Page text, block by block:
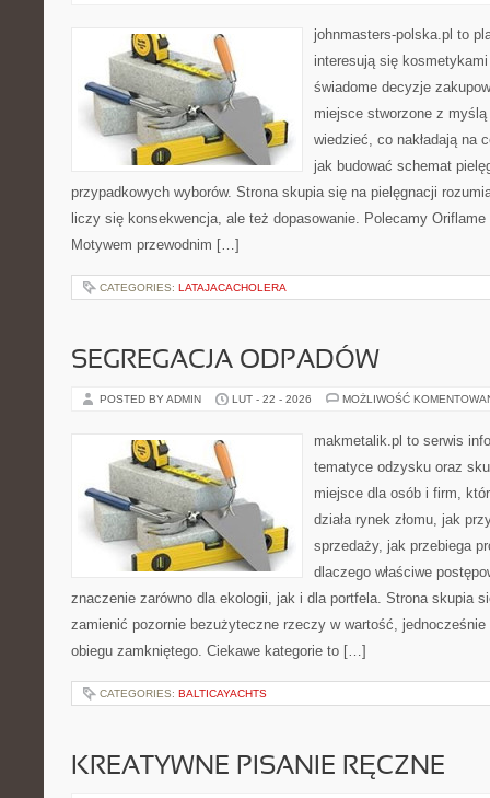
johnmasters-polska.pl to
interesują się
świadome decyzje
miejsce stworzone z
wiedzieć, co nakładają na
jak budować schemat
przypadkowych wyborów. Strona skupia się na pielęgnacji
liczy się konsekwencja, ale też dopasowanie. Polecamy
Motywem przewodnim […]
CATEGORIES: LATAJACACHOLERA
SEGREGACJA ODPADÓW
POSTED BY ADMIN LUT - 22 - 2026 MOŻLIWOŚĆ
makmetalik.pl to serwis
tematyce odzysku oraz
miejsce dla osób i firm,
działa rynek złomu, jak
sprzedaży, jak przebiega
dlaczego właściwe
znaczenie zarówno dla ekologii, jak i dla portfela. Strona skupia
zamienić pozornie bezużyteczne rzeczy w wartość, jednocześnie
obiegu zamkniętego. Ciekawe kategorie to […]
CATEGORIES: BALTICAYACHTS
KREATYWNE PISANIE RĘCZNE